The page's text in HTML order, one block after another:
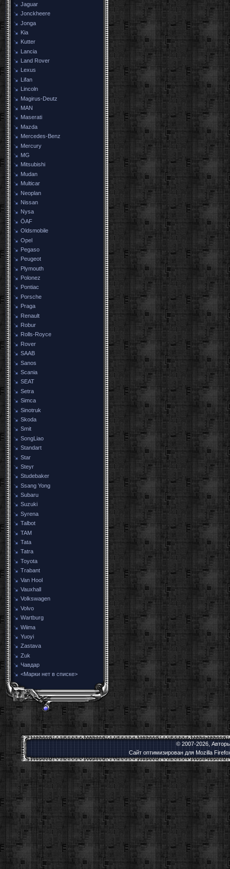
Jaguar
Jonckheere
Jonga
Kia
Kutter
Lancia
Land Rover
Lexus
Lifan
Lincoln
Magirus-Deutz
MAN
Maserati
Mazda
Mercedes-Benz
Mercury
MG
Mitsubishi
Mudan
Multicar
Neoplan
Nissan
Nysa
ÖAF
Oldsmobile
Opel
Pegaso
Peugeot
Plymouth
Polonez
Pontiac
Porsche
Praga
Renault
Robur
Rolls-Royce
Rover
SAAB
Sanos
Scania
SEAT
Setra
Simca
Sinotruk
Skoda
Smit
SongLiao
Standart
Star
Steyr
Studebaker
Ssang Yong
Subaru
Suzuki
Syrena
Talbot
TAM
Tata
Tatra
Toyota
Trabant
Van Hool
Vauxhall
Volkswagen
Volvo
Wartburg
Wiima
Yuoyi
Zastava
Zuk
Чавдар
<Марки нет в списке>
© 2007-2026,
Сайт оптимизирован для Mozilla